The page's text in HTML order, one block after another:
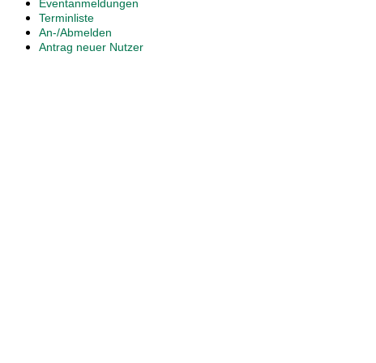
Eventanmeldungen
Terminliste
An-/Abmelden
Antrag neuer Nutzer